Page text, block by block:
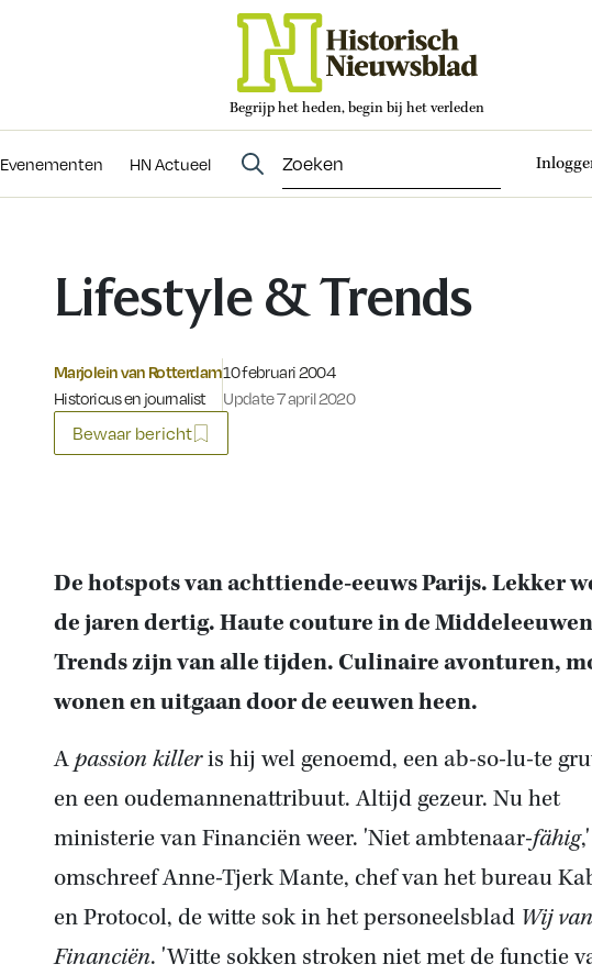
Begrijp het heden, begin bij het verleden
Evenementen HN Actueel
Evenementen
Lifestyle & Trends
Marjolein van Rotterdam
Historicus en journalist
Gepubliceerd op:
10 februari 2004
Update 7 april 2020
Bewaar bericht
De hotspots van achttiende-eeuws Parijs. Lekker
de jaren dertig. Haute couture in de
Trends zijn van alle tijden. Culinaire avonturen,
wonen en uitgaan door de eeuwen heen.
Apassion killeris hij wel genoemd, een ab-so-lu-te
en een oudemannenattribuut. Altijd gezeur. Nu het
ministerie van Financiën weer. 'Niet ambtenaar-fähig,'
omschreef Anne-Tjerk Mante, chef van het bureau
en Protocol, de witte sok in het personeelsblad Wij van
Financiën. 'Witte sokken stroken niet met de functie